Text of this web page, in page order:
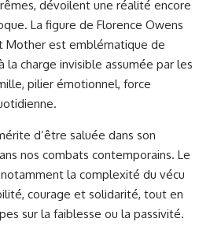
dévoilent une réalité encore
La figure de Florence Owens
Mother est emblématique de
charge invisible assumée par les
pilier émotionnel, force
d’être saluée dans son
nos combats contemporains. Le
la complexité du vécu
courage et solidarité, tout en
sur la faiblesse ou la passivité.